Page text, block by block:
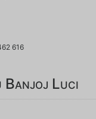
616
Banjoj Luci